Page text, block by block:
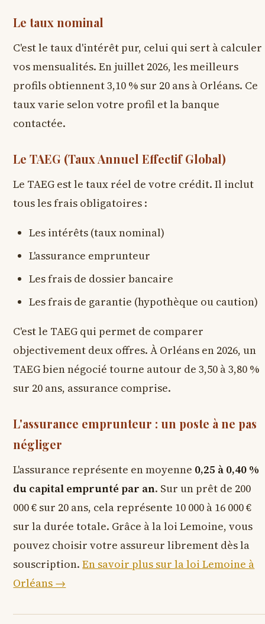
Le taux nominal
C'est le taux d'intérêt pur, celui qui sert à calculer
vos mensualités. En juillet 2026, les meilleurs
profils obtiennent3,10 % sur 20 ans à Orléans. Ce
taux varie selon votre profil et la banque
contactée.
Le TAEG (Taux Annuel Effectif Global)
Le TAEG est le taux réel de votre crédit. Il inclut
tous les frais obligatoires :
Les intérêts (taux nominal)
L'assurance emprunteur
Les frais de dossier bancaire
Les frais de garantie (hypothèque ou caution)
C'est le TAEG qui permet de comparer
objectivement deux offres. À Orléans en 2026, un
TAEG bien négocié tourne autour de 3,50 à 3,80 %
sur 20 ans, assurance comprise.
L'assurance emprunteur : un poste à ne pas
négliger
L'assurance représente en moyenne 0,25 à 0,40 %
du capital emprunté par an. Sur un prêt de 200
000 € sur 20 ans, cela représente 10 000 à 16 000 €
sur la durée totale. Grâce à la loi Lemoine, vous
pouvez choisir votre assureur librement dès la
souscription.En savoir plus sur la loi Lemoine à
Orléans →